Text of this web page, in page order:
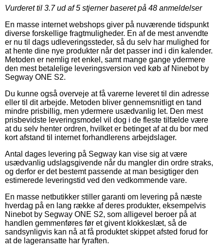
Vurderet til 3.7ud af 5 stjerner baseret på 48 anmeldelser
En masse internet webshops giver på nuværende tidspunkt
diverse forskellige fragtmuligheder. En af de mest anvendte
er nu til dags udleveringssteder, så du selv har mulighed for
at hente dine nye produkter når det passer ind i din kalender.
Metoden er nemlig ret enkel, samt mange gange ydermere
den mest betalelige leveringsversion ved køb af Ninebot by
Segway ONE S2.
Du kunne også overveje at få varerne leveret til din adresse
eller til dit arbejde. Metoden bliver gennemsnitligt en tand
mindre prisbillig, men ydermere usædvanlig let. Den mest
prisbevidste leveringsmodel vil dog i de fleste tilfælde være
at du selv henter ordren, hvilket er betinget af at du bor med
kort afstand til internet forhandlerens arbejdslager.
Antal dages levering på Segway kan vise sig at være
usædvanlig udslagsgivende når du mangler din ordre straks,
og derfor er det bestemt passende at man besigtiger den
estimerede leveringstid ved den vedkommende vare.
En masse netbutikker stiller garanti om levering på næste
hverdag på en lang række af deres produkter, eksempelvis
Ninebot by Segway ONE S2, som alligevel beroer på at
handlen gemmenføres før et givent klokkeslæt, så de
sandsynligvis kan nå at få produktet skippet afsted forud for
at de lageransatte har fyraften.